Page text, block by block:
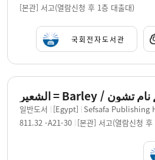
[본관] 서고(열람신청 후 1층 대출대)
국회전자도서관
일반도서 [Egypt] Sefsafa Publishing
811.32 -A21-30 [본관] 서고(열람신청